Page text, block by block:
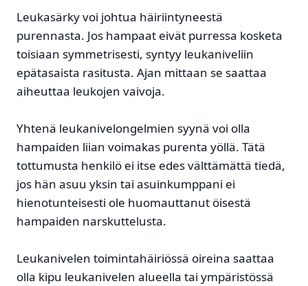
Leukasärky voi johtua häiriintyneestä
purennasta. Jos hampaat eivät purressa kosketa
toisiaan symmetrisesti, syntyy leukaniveliin
epätasaista rasitusta. Ajan mittaan se saattaa
aiheuttaa leukojen vaivoja.
Yhtenä leukanivelongelmien syynä voi olla
hampaiden liian voimakas purenta yöllä. Tätä
tottumusta henkilö ei itse edes välttämättä tiedä,
jos hän asuu yksin tai asuinkumppani ei
hienotunteisesti ole huomauttanut öisestä
hampaiden narskuttelusta.
Leukanivelen toimintahäiriössä oireina saattaa
olla kipu leukanivelen alueella tai ympäristössä